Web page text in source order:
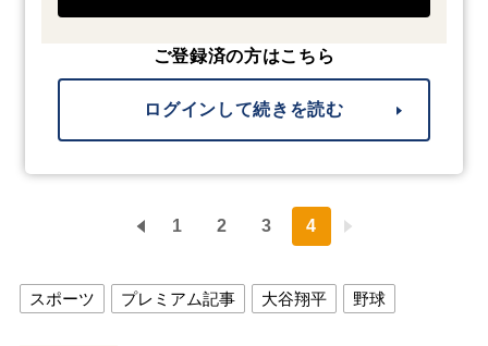
ご登録済の方はこちら
ログインして続きを読む
1 2 3 4
スポーツ プレミアム記事 大谷翔平 野球